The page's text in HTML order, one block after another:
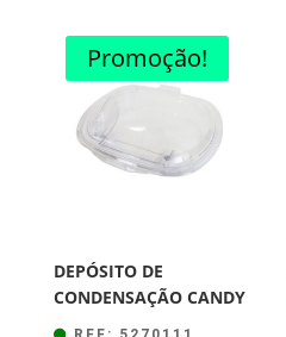
Promoção!
DEPÓSITO DE
CONDENSAÇÃO CANDY